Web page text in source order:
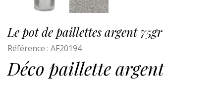
Le pot de paillettes argent 75gr
Référence : AF20194
Déco paillette argent